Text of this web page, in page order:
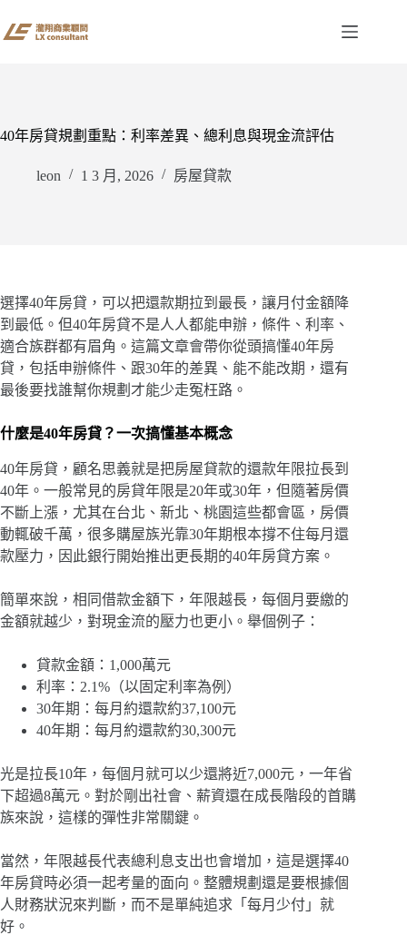
至
40年房貸規劃重點：利率差異、總利息與現金流評估
leon 1 3 月, 2026 房屋貸款
選擇40年房貸，可以把還款期拉到最長，讓月付金額降
到最低。但40年房貸不是人人都能申辦，條件、利率、
適合族群都有眉角。這篇文章會帶你從頭搞懂40年房
貸，包括申辦條件、跟30年的差異、能不能改期，還有
最後要找誰幫你規劃才能少走冤枉路。
什麼是40年房貸？一次搞懂基本概念
40年房貸，顧名思義就是把房屋貸款的還款年限拉長到
40年。一般常見的房貸年限是20年或30年，但隨著房價
不斷上漲，尤其在台北、新北、桃園這些都會區，房價
動輒破千萬，很多購屋族光靠30年期根本撐不住每月還
款壓力，因此銀行開始推出更長期的40年房貸方案。
簡單來說，相同借款金額下，年限越長，每個月要繳的
金額就越少，對現金流的壓力也更小。舉個例子：
貸款金額：1,000萬元
利率：2.1%（以固定利率為例）
30年期：每月約還款約37,100元
40年期：每月約還款約30,300元
光是拉長10年，每個月就可以少還將近7,000元，一年省
下超過8萬元。對於剛出社會、薪資還在成長階段的首購
族來說，這樣的彈性非常關鍵。
當然，年限越長代表總利息支出也會增加，這是選擇40
年房貸時必須一起考量的面向。整體規劃還是要根據個
人財務狀況來判斷，而不是單純追求「每月少付」就
好。